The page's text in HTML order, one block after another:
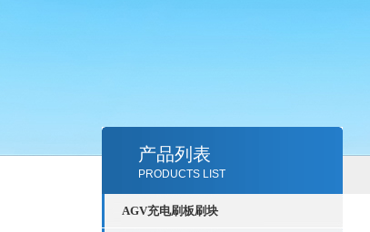
产品列表
PRODUCTS LIST
AGV充电刷板刷块